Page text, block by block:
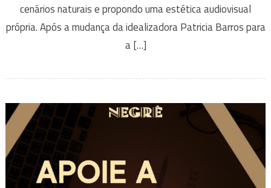
cenários naturais e propondo uma estética audiovisual
própria. Após a mudança da idealizadora Patricia Barros para
a […]